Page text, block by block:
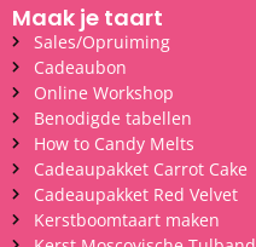
Maak je taart
Sales/Opruiming
Cadeaubon
Online Workshop
Benodigde tabellen
How to Candy Melts
Cadeaupakket Carrot Cake
Cadeaupakket Red Velvet
Kerstboomtaart maken